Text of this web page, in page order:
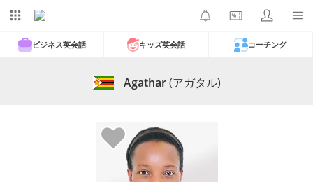
ビジネス英会話 キッズ英会話 コーチング
Agathar(アガタル)